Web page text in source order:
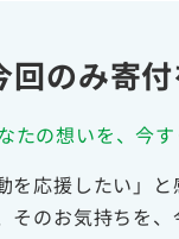
回のみ寄
たの想いを、今す
を応援したい」
そのお気持ちを